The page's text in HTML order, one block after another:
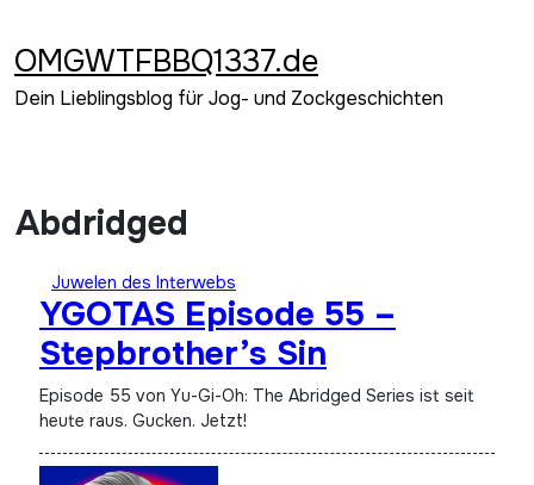
springen
OMGWTFBBQ1337.de
Dein Lieblingsblog für Jog- und Zockgeschichten
Abdridged
Juwelen des Interwebs
YGOTAS Episode 55 –
Stepbrother’s Sin
Episode 55 von Yu-Gi-Oh: The Abridged Series ist seit
heute raus. Gucken. Jetzt!